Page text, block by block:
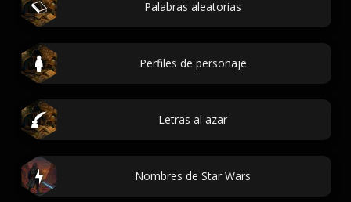
Palabras aleatorias
Perfiles de personaje
Letras al azar
Nombres de Star Wars